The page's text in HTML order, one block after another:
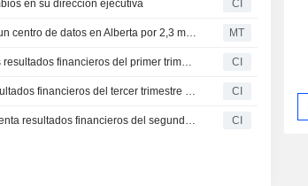
en su dirección ejecutiva CI
AVAX One Technology planea adquirir un centro de datos en Alberta por 2,3 millones USD MT
Avax One Technology Ltd. presenta sus resultados financieros del primer trimestre finalizado el 31 de marzo de 2026 CI
Avax One Technology Ltd. presenta resultados financieros del tercer trimestre y de los nueve meses finalizados el 30 de septiembre de 2025 CI
AgriFORCE Growing Systems Ltd. presenta resultados financieros del segundo trimestre y primer semestre finalizados el 30 de junio de 2025 CI